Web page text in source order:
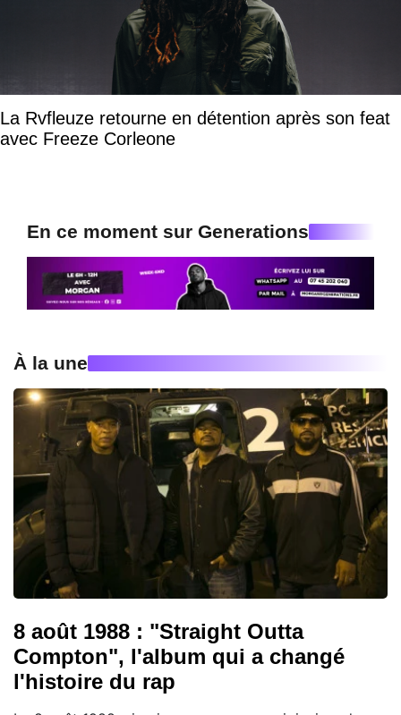
La Rvfleuze retourne en détention après son feat
avec Freeze Corleone
En ce moment sur Generations
À la une
8 août 1988 : "Straight Outta
Compton", l'album qui a changé
l'histoire du rap